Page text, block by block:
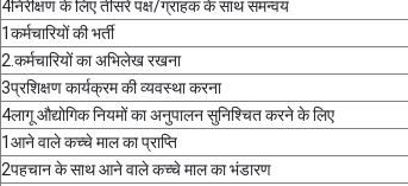
4निरीक्षण के लिए तीसरे पक्ष/ग्राहक के साथ समन्वय
1कर्मचारियों की भर्ती
2.कर्मचारियों का अभिलेख रखना
3प्रशिक्षण कार्यक्रम की व्यवस्था करना
4लागू औद्योगिक नियमों का अनुपालन सुनिश्चित करने के लिए
1आने वाले कच्चे माल का प्राप्ति
2पहचान के साथ आने वाले कच्चे माल का भंडारण